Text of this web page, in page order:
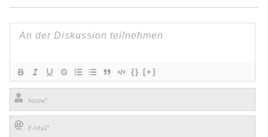
{} [+]
Name*